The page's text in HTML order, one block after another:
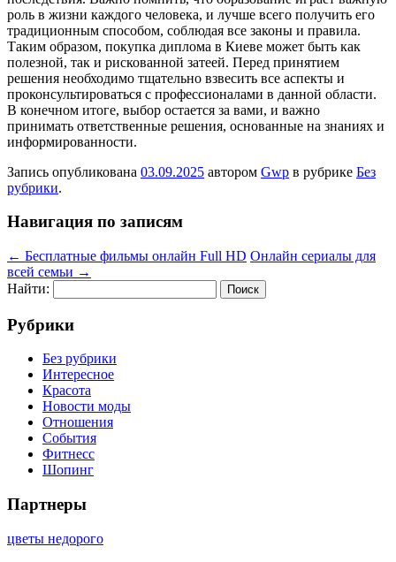
роль в жизни каждого человека, и лучше всего получить его
традиционным способом, соблюдая все законы и правила.
Таким образом, покупка диплома в Киеве может быть как
полезной, так и рискованной затеей. Перед принятием
решения необходимо тщательно взвесить все аспекты и
проконсультироваться с профессионалами в данной области.
В конечном итоге, выбор остается за вами, и важно
принимать ответственные решения, основанные на знаниях и
информированности.
Запись опубликована 03.09.2025 автором Gwp в рубрике Без
рубрики.
Навигация по записям
← Бесплатные фильмы онлайн Full HD Онлайн сериалы для
всей семьи →
Найти:
Рубрики
Без рубрики
Интересное
Красота
Новости моды
Отношения
События
Фитнесс
Шопинг
Партнеры
цветы недорого